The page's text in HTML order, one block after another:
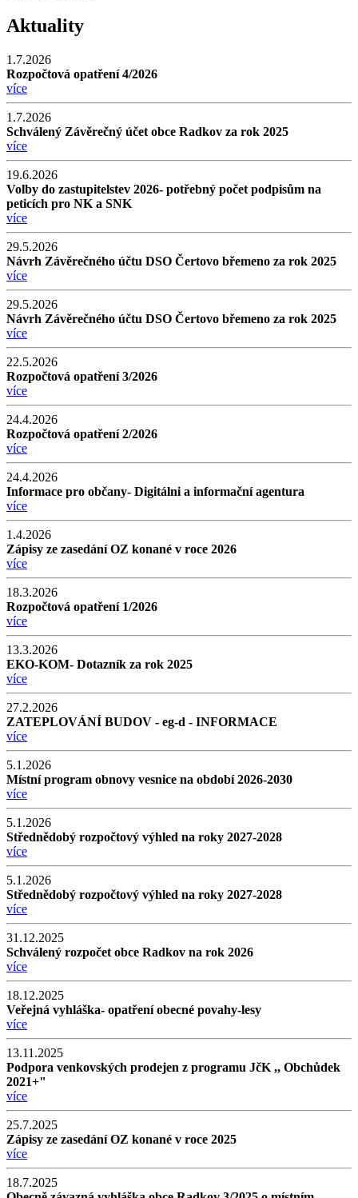
Aktuality
1.7.2026
Rozpočtová opatření 4/2026
více
1.7.2026
Schválený Závěrečný účet obce Radkov za rok 2025
více
19.6.2026
Volby do zastupitelstev 2026- potřebný počet podpisům na
peticích pro NK a SNK
více
29.5.2026
Návrh Závěrečného účtu DSO Čertovo břemeno za rok 2025
více
29.5.2026
Návrh Závěrečného účtu DSO Čertovo břemeno za rok 2025
více
22.5.2026
Rozpočtová opatření 3/2026
více
24.4.2026
Rozpočtová opatření 2/2026
více
24.4.2026
Informace pro občany- Digitálni a informační agentura
více
1.4.2026
Zápisy ze zasedání OZ konané v roce 2026
více
18.3.2026
Rozpočtová opatření 1/2026
více
13.3.2026
EKO-KOM- Dotazník za rok 2025
více
27.2.2026
ZATEPLOVÁNÍ BUDOV - eg-d - INFORMACE
více
5.1.2026
Místní program obnovy vesnice na období 2026-2030
více
5.1.2026
Střednědobý rozpočtový výhled na roky 2027-2028
více
5.1.2026
Střednědobý rozpočtový výhled na roky 2027-2028
více
31.12.2025
Schválený rozpočet obce Radkov na rok 2026
více
18.12.2025
Veřejná vyhláška- opatření obecné povahy-lesy
více
13.11.2025
Podpora venkovských prodejen z programu JčK ,, Obchůdek
2021+"
více
25.7.2025
Zápisy ze zasedání OZ konané v roce 2025
více
18.7.2025